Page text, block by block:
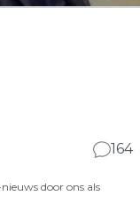
164
door ons als